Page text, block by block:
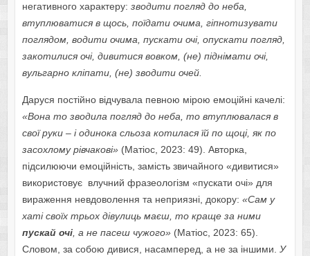
негативного характеру: зводити погляд до неба,
втуплюватися в щось, поїдати очима, гіпнотизувати
поглядом, водити очима, пускати очі, опускати погляд,
закотилися очі, дивитися вовком, (не) піднімати очі,
вульгарно кліпати, (не) зводити очей.
Даруся постійно відчувала певною мірою емоційні качелі:
«Вона то зводила погляд до неба, то втуплювалася в
свої руки – і одинока сльоза котилася їй по щоці, як по
засохлому рівчакові»(Матіос, 2023: 49). Авторка,
підсилюючи емоційність, замість звичайного «дивитися»
використовує влучний фразеологізм «пускати очі» для
вираження невдоволення та неприязні, докору: «Сам у
хаті своїх трьох дівулиць маєш, то краще за ними
пускай очі, а не пасеш чужого»(Матіос, 2023: 65).
Словом, за собою дивися, насамперед, а не за іншими. У